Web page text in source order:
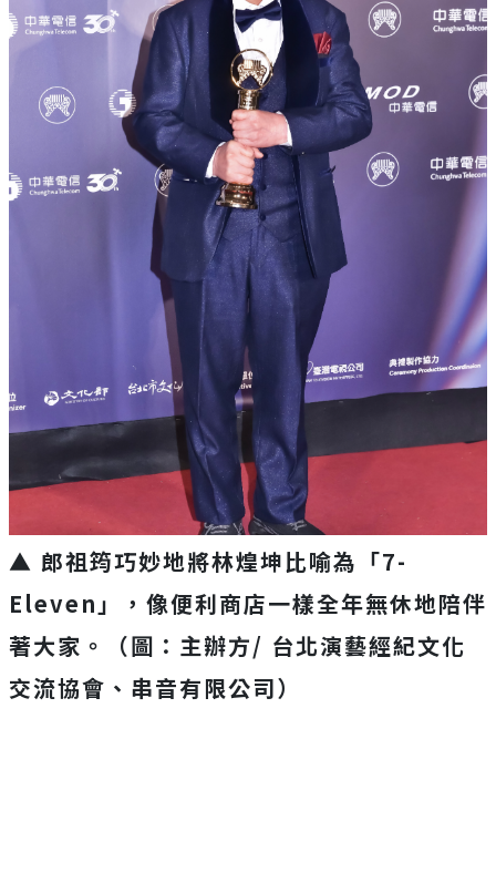
▲ 郎祖筠巧妙地將林煌坤比喻為「7-
Eleven」，像便利商店一樣全年無休地陪伴
著大家。（圖：主辦方/ 台北演藝經紀文化
交流協會、串音有限公司）